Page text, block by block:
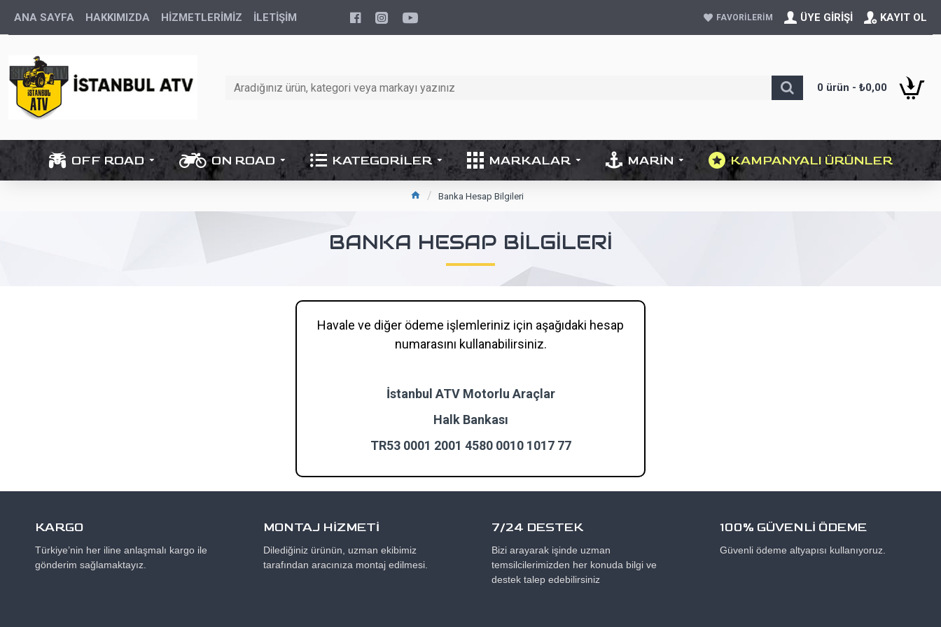
ANA SAYFA HAKKIMIZDA HİZMETLERİMİZ İLETIŞIM FAVORILERIM ÜYE GIRIŞI KAYIT OL
0 ürün - ₺0,00
OFF ROAD ON ROAD KATEGORILER MARKALAR MARIN KAMPANYALI ÜRÜNLER
Banka Hesap Bilgileri
BANKA HESAP BILGILERI
Havale ve diğer ödeme işlemleriniz için aşağıdaki hesap
numarasını kullanabilirsiniz.
İstanbul ATV Motorlu Araçlar
Halk Bankası
TR53 0001 2001 4580 0010 1017 77
KARGO
Türkiye’nin her iline anlaşmalı kargo ile
gönderim sağlamaktayız.
MONTAJ HİZMETİ
Dilediğiniz ürünün, uzman ekibimiz
tarafından aracınıza montaj edilmesi.
7/24 DESTEK
Bizi arayarak işinde uzman
temsilcilerimizden her konuda bilgi ve
destek talep edebilirsiniz
100% GÜVENLİ ÖDEME
Güvenli ödeme altyapısı kullanıyoruz.